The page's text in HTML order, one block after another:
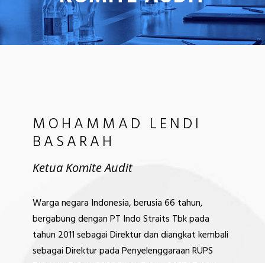
MOHAMMAD LENDI
BASARAH
Ketua Komite Audit
Warga negara Indonesia, berusia 66 tahun,
bergabung dengan PT Indo Straits Tbk pada
tahun 2011 sebagai Direktur dan diangkat kembali
sebagai Direktur pada Penyelenggaraan RUPS